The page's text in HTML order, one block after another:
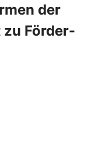
der
Förder-